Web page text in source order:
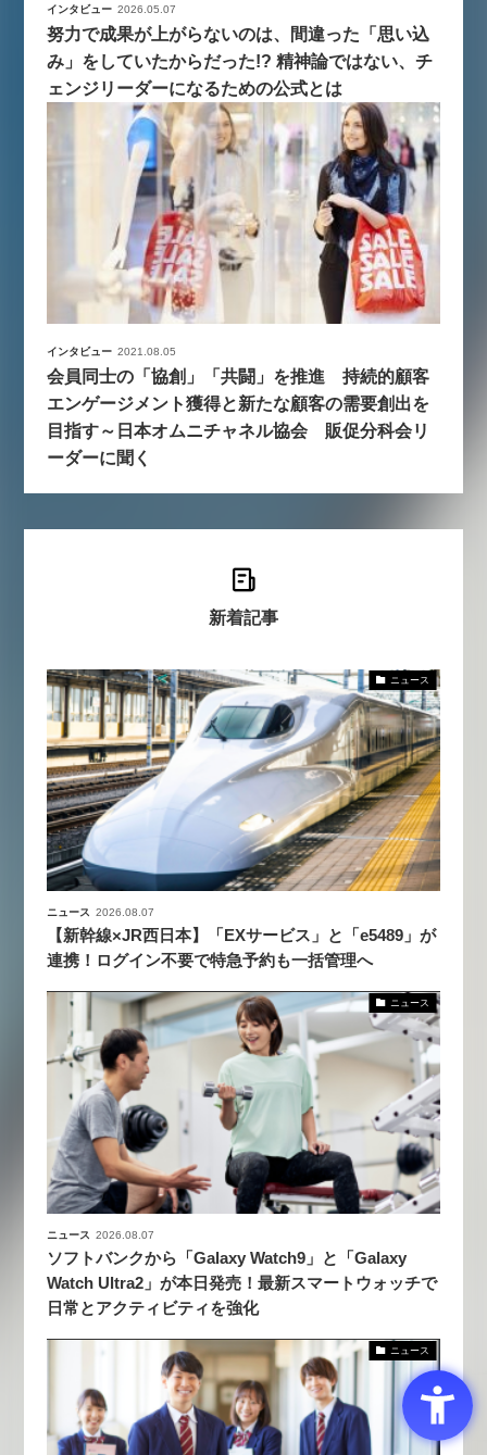
インタビュー 2026.05.07
努力で成果が上がらないのは、間違った「思い込
み」をしていたからだった!? 精神論ではない、チ
ェンジリーダーになるための公式とは
インタビュー 2021.08.05
会員同士の「協創」「共闘」を推進 持続的顧客
エンゲージメント獲得と新たな顧客の需要創出を
目指す～日本オムニチャネル協会 販促分科会リ
ーダーに聞く
新着記事
ニュース
ニュース 2026.08.07
【新幹線×JR西日本】「EXサービス」と「e5489」が
連携！ログイン不要で特急予約も一括管理へ
ニュース
ニュース 2026.08.07
ソフトバンクから「Galaxy Watch9」と「Galaxy
Watch Ultra2」が本日発売！最新スマートウォッチで
日常とアクティビティを強化
ニュース